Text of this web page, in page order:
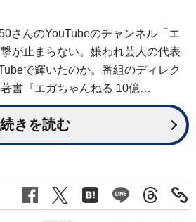
さんのYouTubeのチャンネル「エ
が止まらない。嫌われ芸人の代表
で輝いたのか。番組のディレク
書『エガちゃんねる 10億…
続きを読む